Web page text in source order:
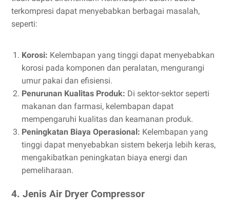
terkompresi dapat menyebabkan berbagai masalah,
seperti:
Korosi: Kelembapan yang tinggi dapat menyebabkan
korosi pada komponen dan peralatan, mengurangi
umur pakai dan efisiensi.
Penurunan Kualitas Produk: Di sektor-sektor seperti
makanan dan farmasi, kelembapan dapat
mempengaruhi kualitas dan keamanan produk.
Peningkatan Biaya Operasional: Kelembapan yang
tinggi dapat menyebabkan sistem bekerja lebih keras,
mengakibatkan peningkatan biaya energi dan
pemeliharaan.
4. Jenis Air Dryer Compressor